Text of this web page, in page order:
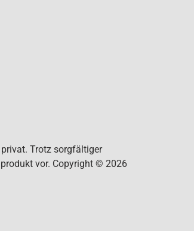
Trotz sorgfältiger
vor. Copyright © 2026